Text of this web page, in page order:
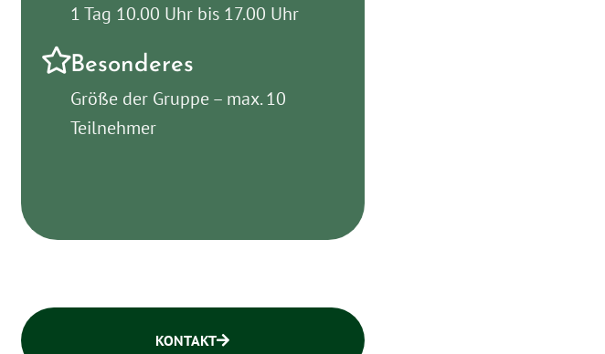
1 Tag 10.00 Uhr bis 17.00 Uhr
Besonderes
Größe der Gruppe – max. 10
Teilnehmer
KONTAKT